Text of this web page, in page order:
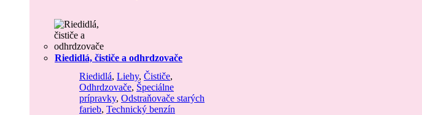
Riedidlá, čističe a odhrdzovače
Riedidlá, Liehy, Čističe,
Odhrdzovače, Špeciálne
prípravky, Odstraňovače starých
farieb, Technický benzín